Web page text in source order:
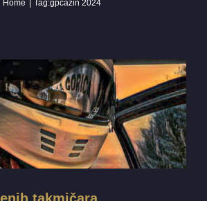
Home Tag:gpcazin 2024
prijavljenih takmičara